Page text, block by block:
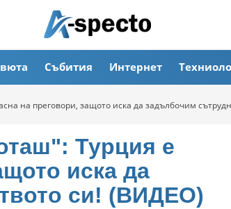
Събития Интернет
на преговори, защото иска да задълбочим
Турция е
иска да
си! (ВИДЕО)